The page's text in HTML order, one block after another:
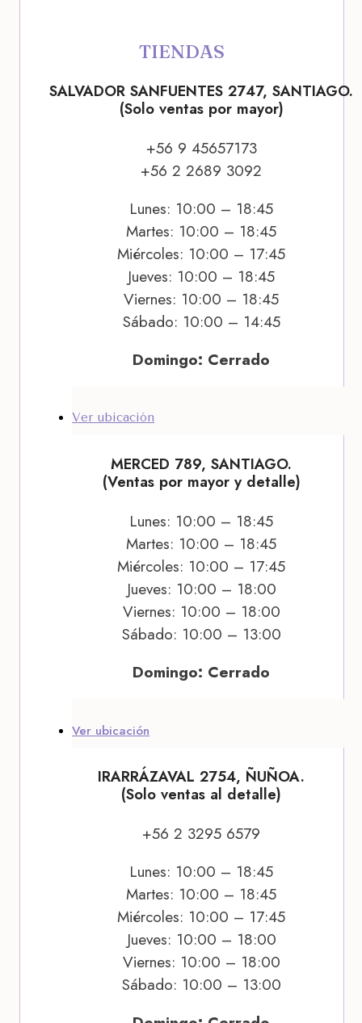
TIENDAS
SALVADOR SANFUENTES 2747, SANTIAGO.
(Solo ventas por mayor)
+56 9 45657173
+56 2 2689 3092
Lunes: 10:00 – 18:45
Martes: 10:00 – 18:45
Miércoles: 10:00 – 17:45
Jueves: 10:00 – 18:45
Viernes: 10:00 – 18:45
Sábado: 10:00 – 14:45
Domingo: Cerrado
Ver ubicación
MERCED 789, SANTIAGO.
(Ventas por mayor y detalle)
Lunes: 10:00 – 18:45
Martes: 10:00 – 18:45
Miércoles: 10:00 – 17:45
Jueves: 10:00 – 18:00
Viernes: 10:00 – 18:00
Sábado: 10:00 – 13:00
Domingo: Cerrado
Ver ubicación
IRARRÁZAVAL 2754, ÑUÑOA.
(Solo ventas al detalle)
+56 2 3295 6579
Lunes: 10:00 – 18:45
Martes: 10:00 – 18:45
Miércoles: 10:00 – 17:45
Jueves: 10:00 – 18:00
Viernes: 10:00 – 18:00
Sábado: 10:00 – 13:00